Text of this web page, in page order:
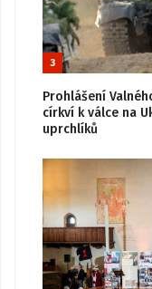
3
Prohlášení
církví k válce na
uprchlíků